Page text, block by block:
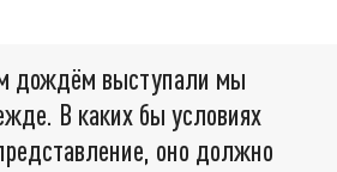
дождём выступали мы
В каких бы условиях
оно должно